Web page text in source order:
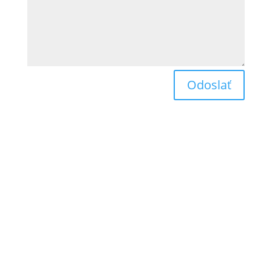
Odoslať